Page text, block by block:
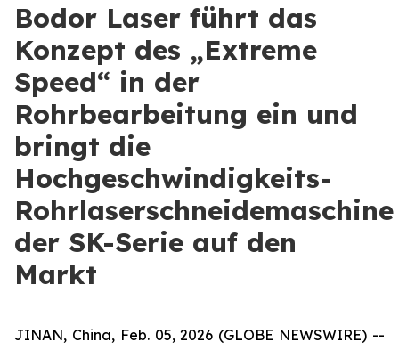
Bodor Laser führt das
Konzept des „Extreme
Speed“ in der
Rohrbearbeitung ein und
bringt die
Hochgeschwindigkeits-
Rohrlaserschneidemaschine
der SK-Serie auf den
Markt
JINAN, China, Feb. 05, 2026 (GLOBE NEWSWIRE) --